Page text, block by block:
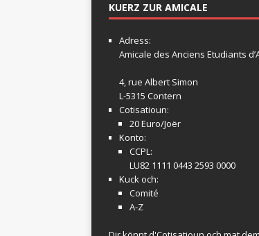
KUERZ ZUR AMICALE
Adress:
Amicale des Anciens Etudiants
4, rue Albert Simon
L-5315 Contern
Cotisatioun:
20 Euro/Joër
Konto:
CCPL:
LU82 1111 0443 2593 0000
Kuck och:
Comité
A-Z